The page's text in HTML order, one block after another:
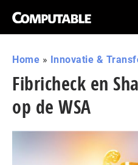
Home » Innovatie &
Fibricheck en
op de WSA